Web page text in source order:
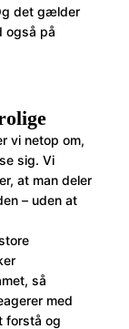
det gælder
også på
vi netop om,
sig. Vi
at man deler
– uden at
så
med
forstå og